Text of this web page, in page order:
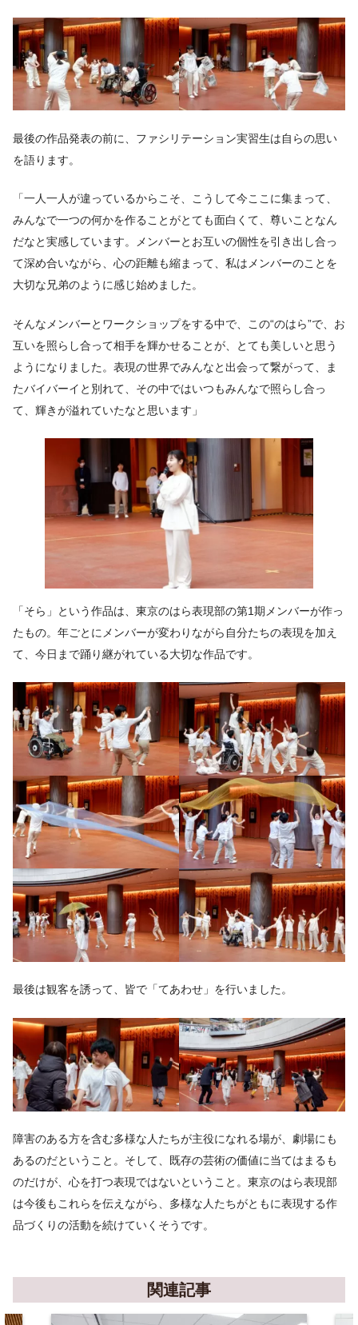
最後の作品発表の前に、ファシリテーション実習生は自らの思い
を語ります。
「一人一人が違っているからこそ、こうして今ここに集まって、
みんなで一つの何かを作ることがとても面白くて、尊いことなん
だなと実感しています。メンバーとお互いの個性を引き出し合っ
て深め合いながら、心の距離も縮まって、私はメンバーのことを
大切な兄弟のように感じ始めました。
そんなメンバーとワークショップをする中で、この“のはら”で、お
互いを照らし合って相手を輝かせることが、とても美しいと思う
ようになりました。表現の世界でみんなと出会って繋がって、ま
たバイバーイと別れて、その中ではいつもみんなで照らし合っ
て、輝きが溢れていたなと思います」
「そら」という作品は、東京のはら表現部の第1期メンバーが作っ
たもの。年ごとにメンバーが変わりながら自分たちの表現を加え
て、今日まで踊り継がれている大切な作品です。
最後は観客を誘って、皆で「てあわせ」を行いました。
障害のある方を含む多様な人たちが主役になれる場が、劇場にも
あるのだということ。そして、既存の芸術の価値に当てはまるも
のだけが、心を打つ表現ではないということ。東京のはら表現部
は今後もこれらを伝えながら、多様な人たちがともに表現する作
品づくりの活動を続けていくそうです。
関連記事